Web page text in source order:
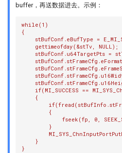
buffer，再送数据进去。示例：
while(1)
{
stBufConf.eBufType =
    gettimeofday(&stTv, NULL);
stBufConf.u64TargetPts =
if(MI_SUCCESS ==
    {
        {
fseek(fp, 0,
        }
    }
}